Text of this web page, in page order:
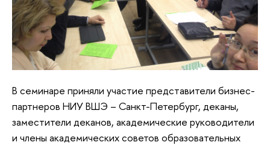
В семинаре приняли участие представители бизнес-
партнеров НИУ ВШЭ – Санкт-Петербург, деканы,
заместители деканов, академические руководители
и члены академических советов образовательных